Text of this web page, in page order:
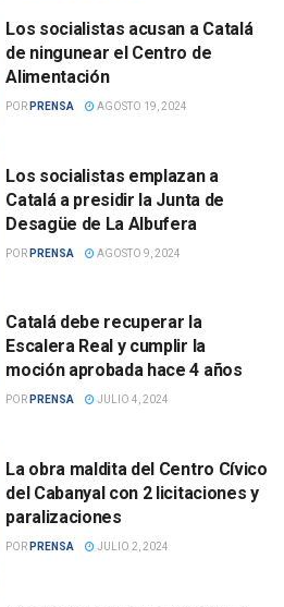
Los socialistas acusan a Catalá
de ningunear el Centro de
Alimentación
POR PRENSA AGOSTO 19, 2024
Los socialistas emplazan a
Catalá a presidir la Junta de
Desagüe de La Albufera
POR PRENSA AGOSTO 9, 2024
Catalá debe recuperar la
Escalera Real y cumplir la
moción aprobada hace 4 años
POR PRENSA JULIO 4, 2024
La obra maldita del Centro Cívico
del Cabanyal con 2 licitaciones y
paralizaciones
POR PRENSA JULIO 2, 2024